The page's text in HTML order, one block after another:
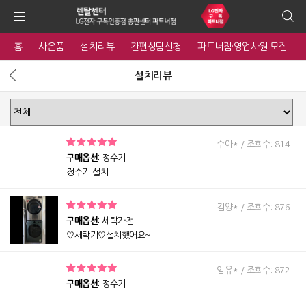
홈 사은품 설치리뷰 간편상담신청 파트너점·영업사원 모집
설치리뷰
구매옵션: 정수기
정수기 설치
수아* / 조회수: 814
구매옵션: 세탁가전
♡세탁기♡설치했어요~
김양* / 조회수: 876
구매옵션: 정수기
임유* / 조회수: 872